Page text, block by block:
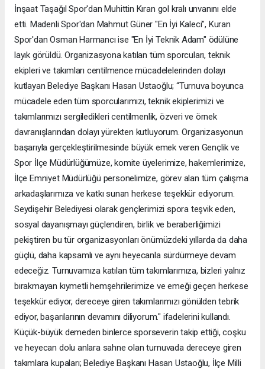
İnşaat Taşağıl Spor'dan Muhittin Kıran gol kralı unvanını elde
etti. Madenli Spor'dan Mahmut Güner "En İyi Kaleci", Kuran
Spor'dan Osman Harmancı ise "En İyi Teknik Adam" ödülüne
layık görüldü. Organizasyona katılan tüm sporcuları, teknik
ekipleri ve takımları centilmence mücadelelerinden dolayı
kutlayan Belediye Başkanı Hasan Ustaoğlu; “Turnuva boyunca
mücadele eden tüm sporcularımızı, teknik ekiplerimizi ve
takımlarımızı sergiledikleri centilmenlik, özveri ve örnek
davranışlarından dolayı yürekten kutluyorum. Organizasyonun
başarıyla gerçekleştirilmesinde büyük emek veren Gençlik ve
Spor İlçe Müdürlüğümüze, komite üyelerimize, hakemlerimize,
İlçe Emniyet Müdürlüğü personelimize, görev alan tüm çalışma
arkadaşlarımıza ve katkı sunan herkese teşekkür ediyorum.
Seydişehir Belediyesi olarak gençlerimizi spora teşvik eden,
sosyal dayanışmayı güçlendiren, birlik ve beraberliğimizi
pekiştiren bu tür organizasyonları önümüzdeki yıllarda da daha
güçlü, daha kapsamlı ve aynı heyecanla sürdürmeye devam
edeceğiz. Turnuvamıza katılan tüm takımlarımıza, bizleri yalnız
bırakmayan kıymetli hemşehrilerimize ve emeği geçen herkese
teşekkür ediyor, dereceye giren takımlarımızı gönülden tebrik
ediyor, başarılarının devamını diliyorum." ifadelerini kullandı.
Küçük-büyük demeden binlerce sporseverin takip ettiği, coşku
ve heyecan dolu anlara sahne olan turnuvada dereceye giren
takımlara kupaları; Belediye Başkanı Hasan Ustaoğlu, İlçe Milli